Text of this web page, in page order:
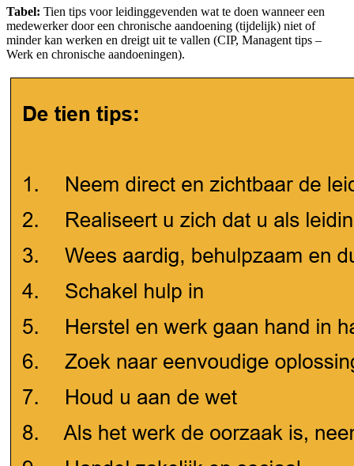
Tabel: Tien tips voor leidinggevenden wat te doen wanneer een
medewerker door een chronische aandoening (tijdelijk) niet of
minder kan werken en dreigt uit te vallen (CIP, Managent tips –
Werk en chronische aandoeningen).